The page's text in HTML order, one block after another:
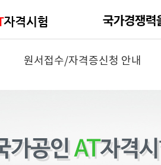
원서접수/자격증신청 안내